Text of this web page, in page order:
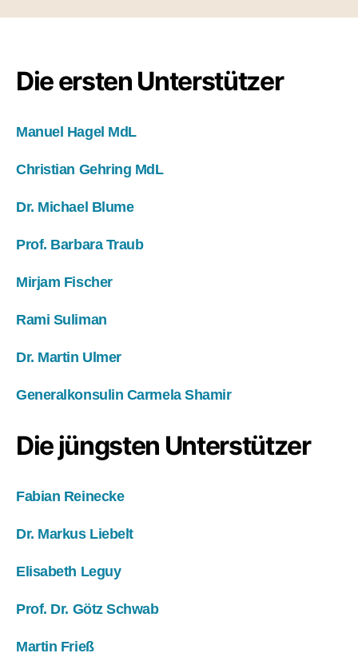
Die ersten Unterstützer
Manuel Hagel MdL
Christian Gehring MdL
Dr. Michael Blume
Prof. Barbara Traub
Mirjam Fischer
Rami Suliman
Dr. Martin Ulmer
Generalkonsulin Carmela Shamir
Die jüngsten Unterstützer
Fabian Reinecke
Dr. Markus Liebelt
Elisabeth Leguy
Prof. Dr. Götz Schwab
Martin Frieß